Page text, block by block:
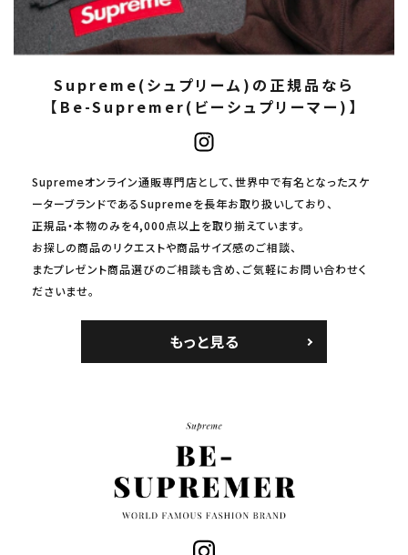
Supreme(シュプリーム)の正規品なら
【Be-Supremer(ビーシュプリーマー)】
Supremeオンライン通販専門店として、世界中で有名となったスケ
ーターブランドであるSupremeを長年お取り扱いしており、
正規品・本物のみを4,000点以上を取り揃えています。
お探しの商品のリクエストや商品サイズ感のご相談、
またプレゼント商品選びのご相談も含め、ご気軽にお問い合わせく
ださいませ。
もっと見る